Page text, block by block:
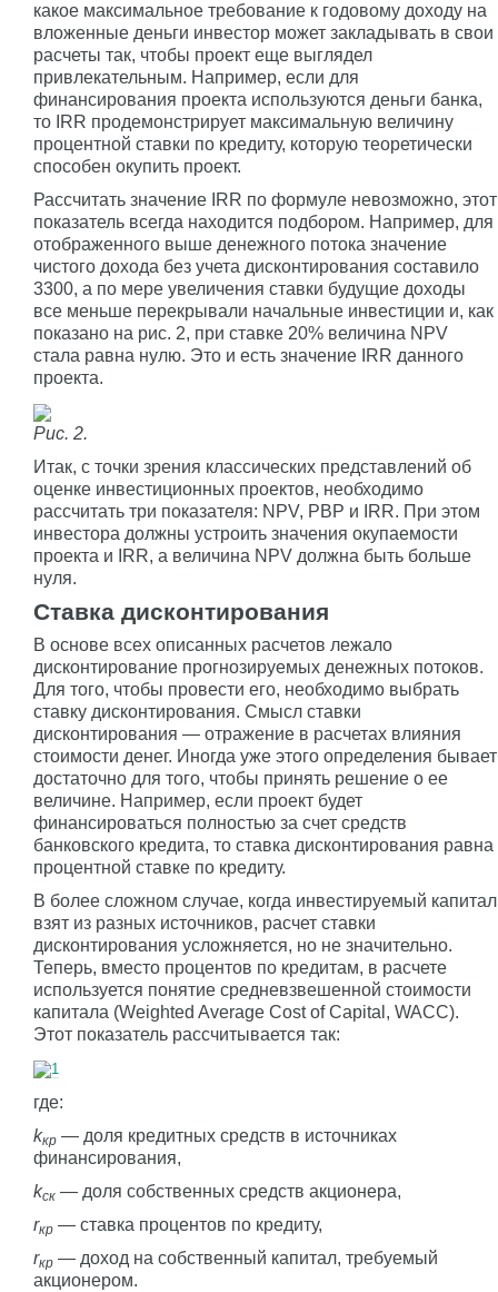
какое максимальное требование к годовому доходу на
вложенные деньги инвестор может закладывать в свои
расчеты так, чтобы проект еще выглядел
привлекательным. Например, если для
финансирования проекта используются деньги банка,
то IRR продемонстрирует максимальную величину
процентной ставки по кредиту, которую теоретически
способен окупить проект.
Рассчитать значение IRR по формуле невозможно, этот
показатель всегда находится подбором. Например, для
отображенного выше денежного потока значение
чистого дохода без учета дисконтирования составило
3300, а по мере увеличения ставки будущие доходы
все меньше перекрывали начальные инвестиции и, как
показано на рис. 2, при ставке 20% величина NPV
стала равна нулю. Это и есть значение IRR данного
проекта.
Рис. 2.
Итак, с точки зрения классических представлений об
оценке инвестиционных проектов, необходимо
рассчитать три показателя: NPV, PBP и IRR. При этом
инвестора должны устроить значения окупаемости
проекта и IRR, а величина NPV должна быть больше
нуля.
Ставка дисконтирования
В основе всех описанных расчетов лежало
дисконтирование прогнозируемых денежных потоков.
Для того, чтобы провести его, необходимо выбрать
ставку дисконтирования. Смысл ставки
дисконтирования — отражение в расчетах влияния
стоимости денег. Иногда уже этого определения бывает
достаточно для того, чтобы принять решение о ее
величине. Например, если проект будет
финансироваться полностью за счет средств
банковского кредита, то ставка дисконтирования равна
процентной ставке по кредиту.
В более сложном случае, когда инвестируемый капитал
взят из разных источников, расчет ставки
дисконтирования усложняется, но не значительно.
Теперь, вместо процентов по кредитам, в расчете
используется понятие средневзвешенной стоимости
капитала (Weighted Average Cost of Capital, WACC).
Этот показатель рассчитывается так:
1
где:
kкр — доля кредитных средств в источниках
финансирования,
kск — доля собственных средств акционера,
rкр — ставка процентов по кредиту,
rкр — доход на собственный капитал, требуемый
акционером.